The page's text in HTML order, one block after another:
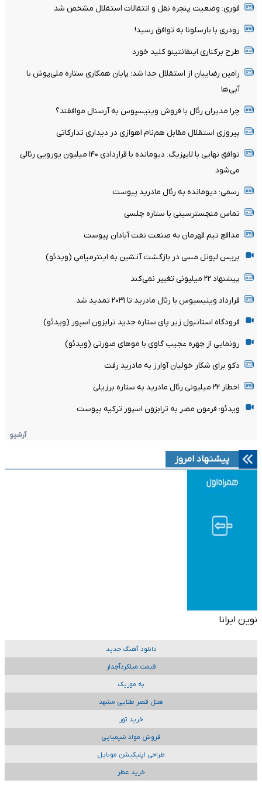
فوری: وضعیت پنجره نقل و انتقالات استقلال مشخص شد
رودری با بارسلونا به توافق رسید!
طرح برکناری اینفانتینو کلید خورد
رامین رضاییان از استقلال جدا شد؛ پایان همکاری ستاره ملی‌پوش با
آبی‌ها
چرا مدیران رئال با فروش وینیسیوس به آرسنال موافقند؟
پیروزی استقلال مقابل هم‌نام اهوازی در دیداری تدارکاتی
توافق نهایی با لایپزیگ: دیومانده با قراردادی ۱۴۰ میلیون یورویی رئالی
می‌شود
رسمی: دیومانده به رئال مادرید پیوست
تماس منچسترسیتی با ستاره چلسی
مدافع تیم قهرمان به صنعت نفت آبادان پیوست
بریس لیونل مسی در بازگشت آتشین به اینترمیامی (ویدئو)
پیشنهاد ۲۲ میلیونی تغییر نمی‌کند
قرارداد وینیسیوس با رئال مادرید تا ۲۰۳۱ تمدید شد
فرودگاه استانبول زیر پای ستاره جدید ترابزون اسپور (ویدئو)
رونمایی از چهره عجیب گاوی با موهای صورتی (ویدئو)
دکو برای شکار خولیان آوارز به مادرید رفت
اخطار ۲۲ میلیونی رئال مادرید به ستاره برزیلی
ویدئو: فرعون مصر به ترابزون اسپور ترکیه پیوست
آرشیو
پیشنهاد امروز
نوین ایرانا
دانلود آهنگ جدید
قیمت میلگردآجدار
به موزیک
هتل قصر طلایی مشهد
خرید تور
فروش مواد شیمیایی
طراحی اپلیکیشن موبایل
خرید عطر